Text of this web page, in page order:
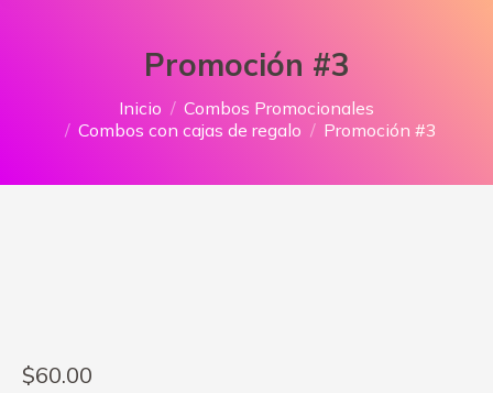
Promoción #3
Estás aquí:Inicio
Combos Promocionales
Combos con cajas de regalo
Promoción #3
$60.00